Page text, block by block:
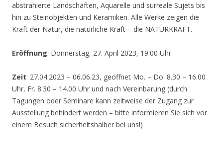
abstrahierte Landschaften, Aquarelle und surreale Sujets bis
hin zu Steinobjekten und Keramiken. Alle Werke zeigen die
Kraft der Natur, die natürliche Kraft – die NATURKRAFT.
Eröffnung: Donnerstag, 27. April 2023, 19.00 Uhr
Zeit: 27.04.2023 – 06.06.23, geöffnet Mo. – Do. 8.30 – 16.00
Uhr, Fr. 8.30 – 14.00 Uhr und nach Vereinbarung (durch
Tagungen oder Seminare kann zeitweise der Zugang zur
Ausstellung behindert werden – bitte informieren Sie sich vor
einem Besuch sicherheitshalber bei uns!)